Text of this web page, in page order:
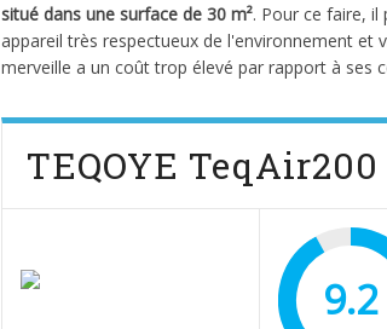
situé dans une surface de 30 m². Pour ce faire, il
appareil très respectueux de l'environnement et
merveille a un coût trop élevé par rapport à ses
TEQOYE
9.2